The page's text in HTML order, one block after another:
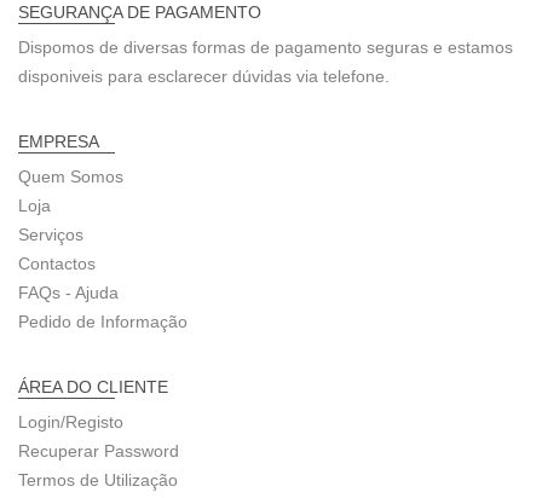
SEGURANÇA DE PAGAMENTO
Dispomos de diversas formas de pagamento seguras e estamos
disponiveis para esclarecer dúvidas via telefone.
EMPRESA
Quem Somos
Loja
Serviços
Contactos
FAQs - Ajuda
Pedido de Informação
ÁREA DO CLIENTE
Login/Registo
Recuperar Password
Termos de Utilização